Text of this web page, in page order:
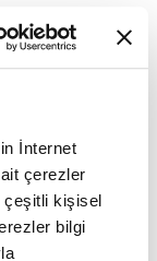
İnternet
çerezler
çeşitli kişisel
bilgi